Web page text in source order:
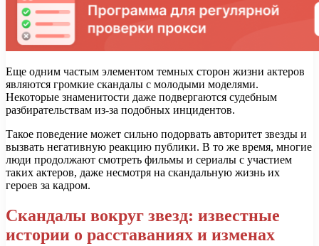
Еще одним частым элементом темных сторон жизни актеров
являются громкие скандалы с молодыми моделями.
Некоторые знаменитости даже подвергаются судебным
разбирательствам из-за подобных инцидентов.
Такое поведение может сильно подорвать авторитет звезды и
вызвать негативную реакцию публики. В то же время, многие
люди продолжают смотреть фильмы и сериалы с участием
таких актеров, даже несмотря на скандальную жизнь их
героев за кадром.
Скандалы вокруг звезд: известные
истории о расставаниях и изменах